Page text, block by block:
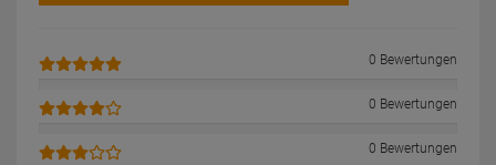
0 Bewertungen
0 Bewertungen
0 Bewertungen